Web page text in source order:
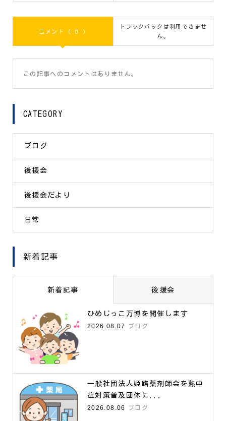
コメント ( 0 )
トラックバックは利用できませ
ん。
この記事へのコメントはありません。
CATEGORY
ブログ
後援会
後援会だより
日常
新着記事
新着記事 後援会
ひめじっこ万博を開催します
2026.08.07
ブログ
一般社団法人姫路薬剤師会を熱中
症対策普及団体に...
2026.08.06
ブログ